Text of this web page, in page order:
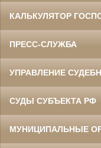
КАЛЬКУЛЯТОР
ПРЕСС-СЛУЖБА
УПРАВЛЕНИЕ
СУДЫ СУБЪЕКТА РФ
МУНИЦИПАЛЬНЫЕ